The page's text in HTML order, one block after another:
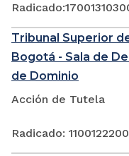
Tribunal Superior
Bogotá - Sala de
de Dominio
Acción de Tutela
Radicado: